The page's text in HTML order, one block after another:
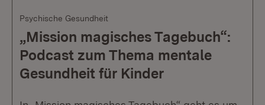
Psychische Gesundheit
„Mission magisches Tagebuch“:
Podcast zum Thema mentale
Gesundheit für Kinder